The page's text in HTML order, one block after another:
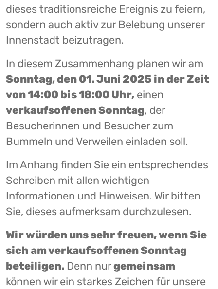
dieses traditionsreiche Ereignis zu feiern,
sondern auch aktiv zur Belebung unserer
Innenstadt beizutragen.
In diesem Zusammenhang planen wir am
Sonntag, den 01. Juni 2025 in der Zeit
von 14:00 bis 18:00 Uhr, einen
verkaufsoffenen Sonntag, der
Besucherinnen und Besucher zum
Bummeln und Verweilen einladen soll.
Im Anhang finden Sie ein entsprechendes
Schreiben mit allen wichtigen
Informationen und Hinweisen. Wir bitten
Sie, dieses aufmerksam durchzulesen.
Wir würden uns sehr freuen, wenn Sie
sich am verkaufsoffenen Sonntag
beteiligen. Denn nurgemeinsam
können wir ein starkes Zeichen für unsere